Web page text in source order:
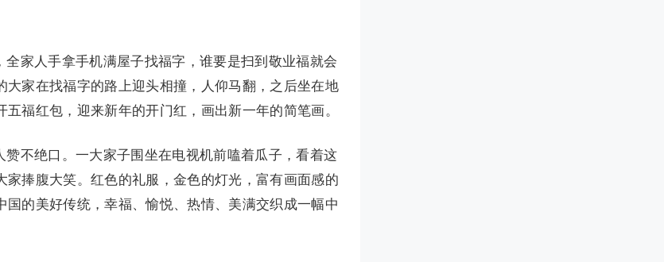
家人手拿手机满屋子找福字，谁要是扫到敬业福就会
家在找福字的路上迎头相撞，人仰马翻，之后坐在地
五福红包，迎来新年的开门红，画出新一年的简笔画。
不绝口。一大家子围坐在电视机前嗑着瓜子，看着这
捧腹大笑。红色的礼服，金色的灯光，富有画面感的
的美好传统，幸福、愉悦、热情、美满交织成一幅中